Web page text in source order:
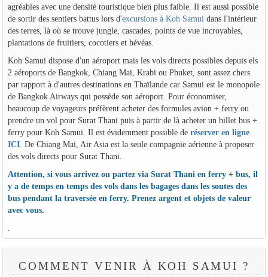
agréables avec une densité touristique bien plus faible. Il est aussi possible
de sortir des sentiers battus lors d'excursions à Koh Samui dans l'intérieur
des terres, là où se trouve jungle, cascades, points de vue incroyables,
plantations de fruitiers, cocotiers et hévéas.
Koh Samui dispose d'un aéroport mais les vols directs possibles depuis els
2 aéroports de Bangkok, Chiang Mai, Krabi ou Phuket, sont assez chers
par rapport à d'autres destinations en Thaïlande car Samui est le monopole
de Bangkok Airways qui possède son aéroport. Pour économiser,
beaucoup de voyageurs préfèrent acheter des formules avion + ferry ou
prendre un vol pour Surat Thani puis à partir de là acheter un billet bus +
ferry pour Koh Samui. Il est évidemment possible de réserver en ligne
ICI. De Chiang Mai, Air Asia est la seule compagnie aérienne à proposer
des vols directs pour Surat Thani.
Attention, si vous arrivez ou partez via Surat Thani en ferry + bus, il
y a de temps en temps des vols dans les bagages dans les soutes des
bus pendant la traversée en ferry. Prenez argent et objets de valeur
avec vous.
COMMENT VENIR À KOH SAMUI ?